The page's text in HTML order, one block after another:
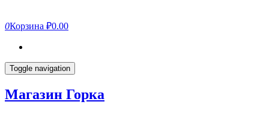
0Корзина ₽0.00
Toggle navigation
Магазин Горка